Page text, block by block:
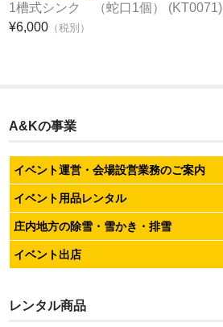
1槽式シンク （蛇口1個） (KT0071)
¥6,000 （税別）
A&Kの事業
イベント運営・会場設営業務のご案内
イベント用品レンタル
庄内地方の除雪・雪かき・排雪
イベント出店
レンタル商品